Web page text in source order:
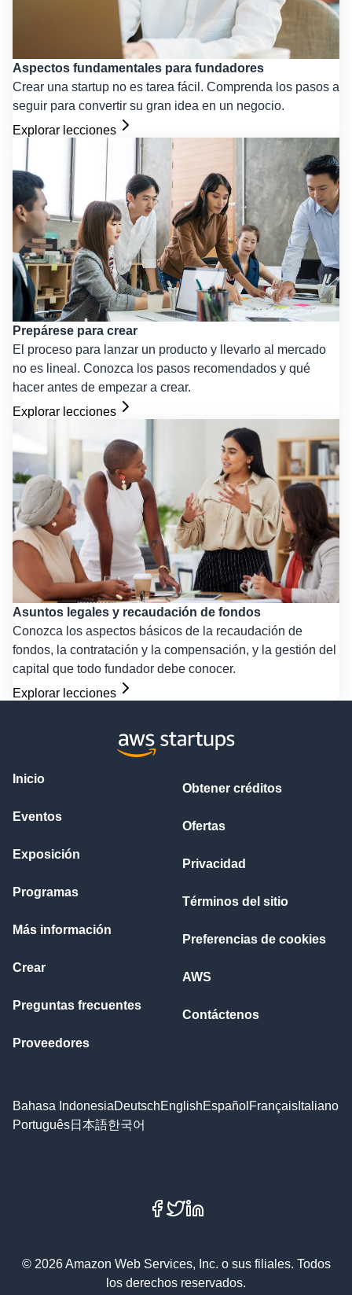
Aspectos fundamentales para fundadores
Crear una startup no es tarea fácil. Comprenda los pasos a
seguir para convertir su gran idea en un negocio.
Explorar lecciones
Prepárese para crear
El proceso para lanzar un producto y llevarlo al mercado
no es lineal. Conozca los pasos recomendados y qué
hacer antes de empezar a crear.
Explorar lecciones
Asuntos legales y recaudación de fondos
Conozca los aspectos básicos de la recaudación de
fondos, la contratación y la compensación, y la gestión del
capital que todo fundador debe conocer.
Explorar lecciones
Inicio
Eventos
Exposición
Programas
Más información
Crear
Preguntas frecuentes
Proveedores
Obtener créditos
Ofertas
Privacidad
Términos del sitio
Preferencias de cookies
AWS
Contáctenos
Bahasa IndonesiaDeutschEnglishEspañol Français Italiano
Português日本語한국어
Facebook
X
© 2026 Amazon Web Services, Inc. o sus filiales. Todos
los derechos reservados.